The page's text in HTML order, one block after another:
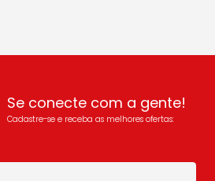
Se conecte com a gente!
Cadastre-se e receba as melhores ofertas: